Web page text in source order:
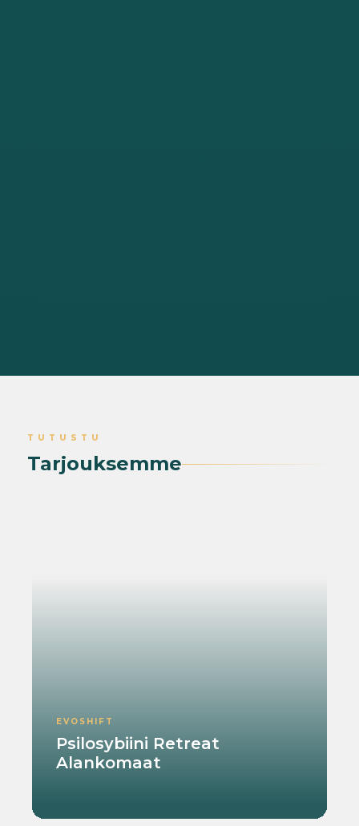
TUTUSTU
Tarjouksemme
EVOSHIFT
Psilosybiini Retreat
Alankomaat